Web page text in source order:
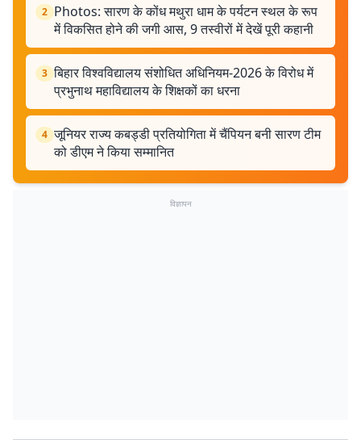
2 Photos: सारण के कोंध मथुरा धाम के पर्यटन स्थल के रूप
में विकसित होने की जगी आस, 9 तस्वीरों में देखें पूरी कहानी
3 बिहार विश्वविद्यालय संशोधित अधिनियम-2026 के विरोध में
प्रभुनाथ महाविद्यालय के शिक्षकों का धरना
4 जूनियर राज्य कबड्डी प्रतियोगिता में चैंपियन बनी सारण टीम
को डीएम ने किया सम्मानित
विज्ञापन